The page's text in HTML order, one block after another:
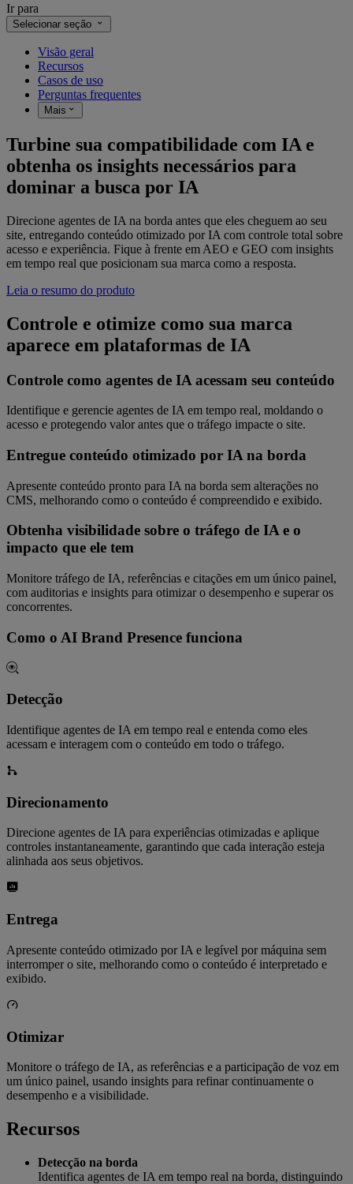
Ir para
Selecionar seção
Visão geral
Recursos
Casos de uso
Perguntas frequentes
Mais
Turbine sua compatibilidade com IA e
obtenha os insights necessários para
dominar a busca por IA
Direcione agentes de IA na borda antes que eles cheguem ao seu
site, entregando conteúdo otimizado por IA com controle total sobre
acesso e experiência. Fique à frente em AEO e GEO com insights
em tempo real que posicionam sua marca como a resposta.
Leia o resumo do produto
Controle e otimize como sua marca
aparece em plataformas de IA
Controle como agentes de IA acessam seu conteúdo
Identifique e gerencie agentes de IA em tempo real, moldando o
acesso e protegendo valor antes que o tráfego impacte o site.
Entregue conteúdo otimizado por IA na borda
Apresente conteúdo pronto para IA na borda sem alterações no
CMS, melhorando como o conteúdo é compreendido e exibido.
Obtenha visibilidade sobre o tráfego de IA e o
impacto que ele tem
Monitore tráfego de IA, referências e citações em um único painel,
com auditorias e insights para otimizar o desempenho e superar os
concorrentes.
Como o AI Brand Presence funciona
Detecção
Identifique agentes de IA em tempo real e entenda como eles
acessam e interagem com o conteúdo em todo o tráfego.
Direcionamento
Direcione agentes de IA para experiências otimizadas e aplique
controles instantaneamente, garantindo que cada interação esteja
alinhada aos seus objetivos.
Entrega
Apresente conteúdo otimizado por IA e legível por máquina sem
interromper o site, melhorando como o conteúdo é interpretado e
exibido.
Otimizar
Monitore o tráfego de IA, as referências e a participação de voz em
um único painel, usando insights para refinar continuamente o
desempenho e a visibilidade.
Recursos
Detecção na borda
Identifica agentes de IA em tempo real na borda, distinguindo